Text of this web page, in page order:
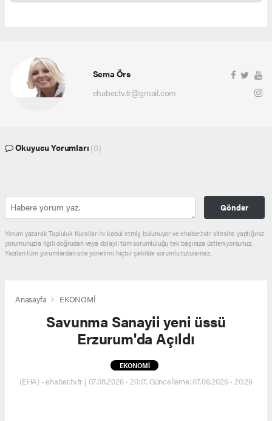
Sema Örs
ehaber.tv.tr@gmail.com
Okuyucu Yorumları (0)
Gönder
Yorum yazarak Topluluk Kuralları’nı kabul etmiş bulunuyor ve ehaber.tv.tr sitesine yaptığınız
yorumunuzla ilgili doğrudan veya dolaylı tüm sorumluluğu tek başınıza üstleniyorsunuz.
Yazılan tüm yorumlardan site yönetimi hiçbir şekilde sorumlu tutulamaz.
Anasayfa EKONOMİ
Savunma Sanayii yeni üssü
Erzurum'da Açıldı
EKONOMİ
(EHA) - ehaber.tv.tr | 07.08.2026 - 20:17, Güncelleme: 07.08.2026 - 20:29